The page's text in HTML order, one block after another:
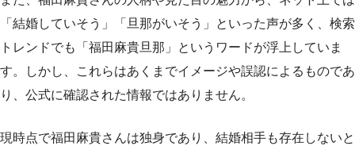
「結婚していそう」「旦那がいそう」といった声が多く、検索
トレンドでも「福田麻貴旦那」というワードが浮上していま
す。しかし、これらはあくまでイメージや誤認によるものであ
り、公式に確認された情報ではありません。
現時点で福田麻貴さんは独身であり、結婚相手も存在しないと